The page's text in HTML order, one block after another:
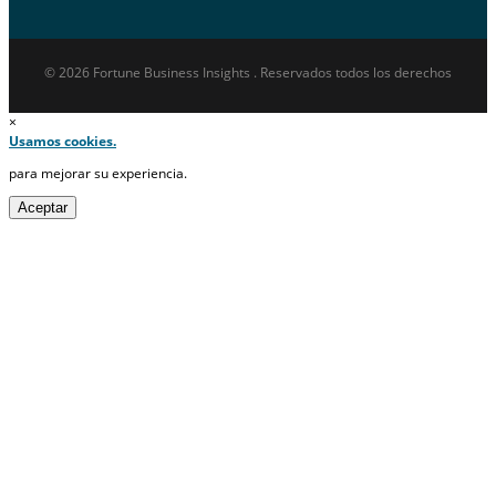
© 2026 Fortune Business Insights . Reservados todos los derechos
×
Usamos cookies.
para mejorar su experiencia.
Aceptar